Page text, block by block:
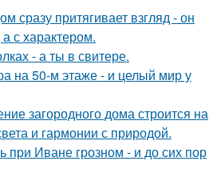
сразу притягивает взгляд - он
с характером.
- а ты в свитере.
на 50-м этаже - и целый мир у
загородного дома строится на
и гармонии с природой.
при Иване грозном - и до сих пор